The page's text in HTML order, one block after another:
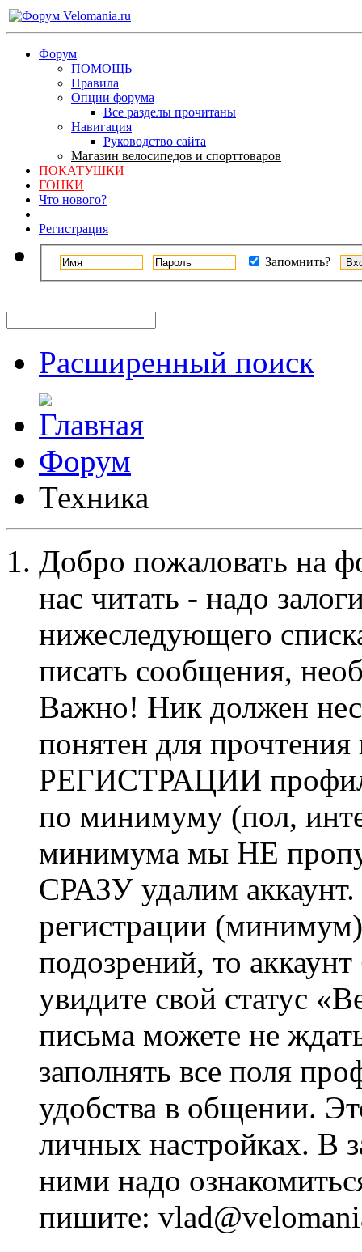
Форум
ПОМОЩЬ
Правила
Опции форума
Все разделы прочитаны
Навигация
Руководство сайта
Магазин велосипедов и спорттоваров
ПОКАТУШКИ
ГОНКИ
Что нового?
Регистрация
Запомнить?
Расширенный поиск
Форум
Техника
Добро пожаловать на
нас читать - надо
нижеследующего
писать сообщения,
Важно! Ник должен
понятен для
РЕГИСТРАЦИИ профиль
по минимуму (пол,
минимума мы НЕ
СРАЗУ удалим
регистрации
подозрений, то
увидите свой статус
письма можете не
заполнять все поля
удобства в общении.
личных настройках. В
ними надо
пишите: